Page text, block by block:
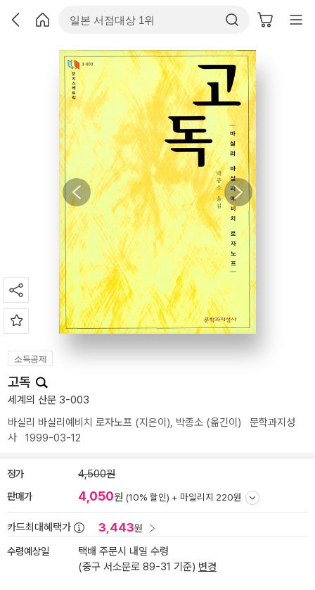
소득공제
고독
세계의 산문 3-003
바실리 바실리예비치 로자노프 (지은이), 박종소 (옮긴이) 문학과지성
사 1999-03-12
정가 4,500원
판매가 4,050원 (10% 할인) + 마일리지 220원
카드최대혜택가 3,443원
수령예상일
택배 주문시 내일 수령
(중구 서소문로 89-31 기준) 변경